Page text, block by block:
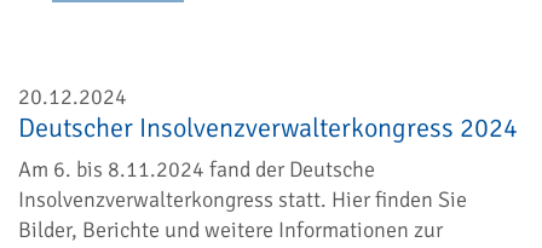
20.12.2024
Deutscher Insolvenzverwalterkongress 2024
Am 6. bis 8.11.2024 fand der Deutsche
Insolvenzverwalterkongress statt. Hier finden Sie
Bilder, Berichte und weitere Informationen zur